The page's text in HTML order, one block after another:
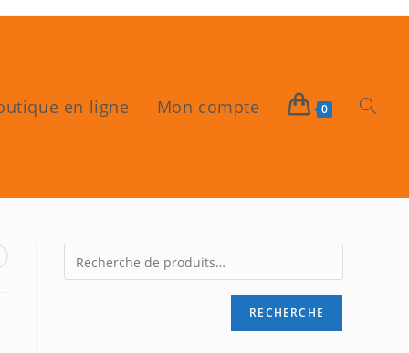
en ligne Mon compte 0 Toggle
search
RECHERCHE